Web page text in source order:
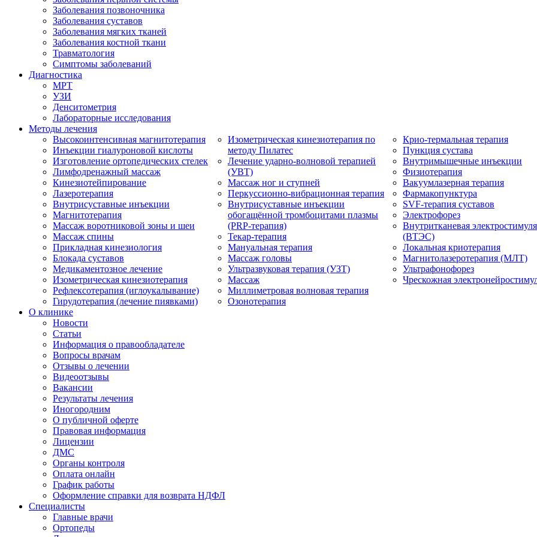
Заболевания позвоночника
Заболевания суставов
Заболевания мягких тканей
Заболевания костной ткани
Травматология
Симптомы заболеваний
Диагностика
МРТ
УЗИ
Денситометрия
Лабораторные исследования
Методы лечения
Высокоинтенсивная магнитотерапия
Инъекции гиалуроновой кислоты
Изготовление ортопедических стелек
Лимфодренажный массаж
Кинезиотейпирование
Лазеротерапия
Внутрисуставные инъекции
Магнитотерапия
Массаж воротниковой зоны и шеи
Массаж спины
Прикладная кинезиология
Блокада суставов
Медикаментозное лечение
Изометрическая кинезиотерапия
Рефлексотерапия (иглоукалывание)
Гирудотерапия (лечение пиявками)
Изометрическая кинезиотерапия по
методу Пилатес
Лечение ударно-волновой терапией
(УВТ)
Массаж ног и ступней
Перкуссионно-вибрационная терапия
Внутрисуставные инъекции
обогащённой тромбоцитами плазмы
(PRP-терапия)
Текар-терапия
Мануальная терапия
Массаж головы
Ультразвуковая терапия (УЗТ)
Массаж
Миллиметровая волновая терапия
Озонотерапия
Крио-термальная терапия
Пункция сустава
Внутримышечные инъекции
Физиотерапия
Вакуумлазерная терапия
Фармакопунктура
SVF-терапия суставов
Электрофорез
Внутритканевая
(ВТЭС)
Локальная криотерапия
Магнитолазеротерапия (МЛТ)
Ультрафонофорез
Чрескожная
О клинике
Новости
Статьи
Информация о правообладателе
Вопросы врачам
Отзывы о лечении
Видеоотзывы
Вакансии
Результаты лечения
Иногородним
О публичной оферте
Правовая информация
Лицензии
ДМС
Органы контроля
Оплата онлайн
График работы
Оформление справки для возврата НДФЛ
Специалисты
Главные врачи
Ортопеды